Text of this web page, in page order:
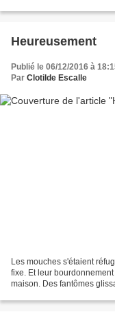
Heureusement
Publié le 06/12/2016 à
Par Clotilde Escalle
Les mouches s'étaient
fixe. Et leur
maison. Des fantômes